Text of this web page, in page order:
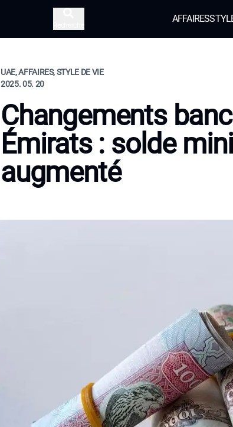
AFFAIRES
UAE, AFFAIRES, STYLE DE VIE
2025. 05. 20
Changements
Émirats : solde
augmenté